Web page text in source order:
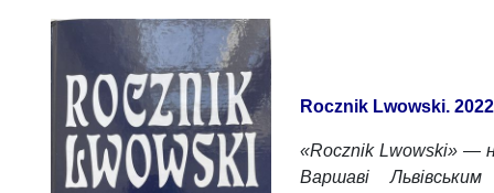
Rocznik Lwowski. 2022
«Rocznik Lwowski» —
Варшаві